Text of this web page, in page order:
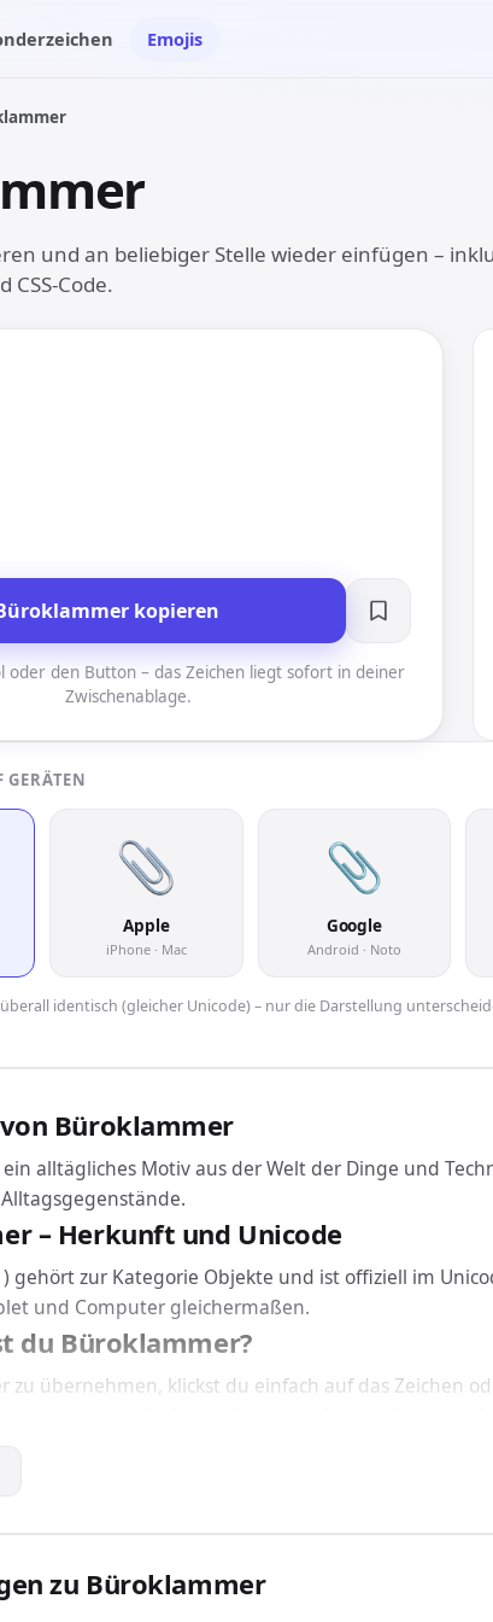
Emojis
📎
und an beliebiger Stelle wieder einfügen –
CSS-Code.
kopieren
oder den Button – das Zeichen liegt sofort in deiner
Zwischenablage.
GERÄTEN
Apple
iPhone · Mac
Google
Android · Noto
identisch (gleicher Unicode) – nur die Darstellung
Büroklammer
alltägliches Motiv aus der Welt der Dinge und
– Herkunft und Unicode
gehört zur Kategorie Objekte und ist offiziell im
und Computer gleichermaßen.
du Büroklammer?
zu übernehmen, klickst du einfach auf das Zeichen
brauchst du dafür nicht: Büroklammer funktioniert
unabhängig von der installierten Schriftart korrekt
verwendet?
zu Büroklammer